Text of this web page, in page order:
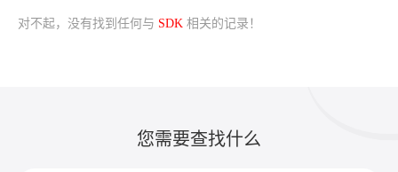
对不起，没有找到任何与 SDK 相关的记录！
您需要查找什么